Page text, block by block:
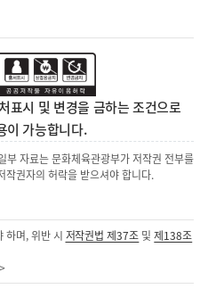
표시 및 변경을 금하는 조건으로
이 가능합니다.
부 자료는 문화체육관광부가 저작권 전부를
작권자의 허락을 받으셔야 합니다.
하며, 위반 시 저작권법 제37조 및제138조